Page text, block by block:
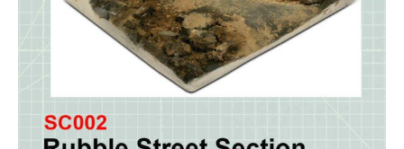
font_download סמן קישורים
לאפס
את
כל
cached